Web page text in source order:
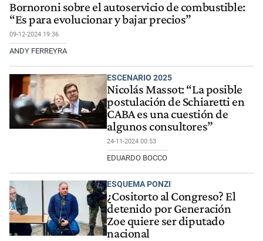
Bornoroni sobre el autoservicio de combustible:
“Es para evolucionar y bajar precios”
09-12-2024 19:36
ANDY FERREYRA
ESCENARIO 2025
Nicolás Massot: “La posible
postulación de Schiaretti en
CABA es una cuestión de
algunos consultores”
24-11-2024 00:53
EDUARDO BOCCO
ESQUEMA PONZI
¿Cositorto al Congreso? El
detenido por Generación
Zoe quiere ser diputado
nacional